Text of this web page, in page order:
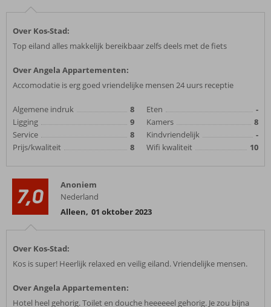
Over Kos-Stad:
Top eiland alles makkelijk bereikbaar zelfs deels met de fiets
Over Angela Appartementen:
Accomodatie is erg goed vriendelijke mensen 24 uurs receptie
Algemene indruk
8
Ligging
9
Service
8
Prijs/kwaliteit
8
Eten
-
Kamers
8
Kindvriendelijk
-
Wifi kwaliteit
10
7,0
Anoniem
Nederland
Alleen, 01 oktober 2023
Over Kos-Stad:
Kos is super! Heerlijk relaxed en veilig eiland. Vriendelijke mensen.
Over Angela Appartementen:
Hotel heel gehorig. Toilet en douche heeeeeel gehorig. Je zou bijna